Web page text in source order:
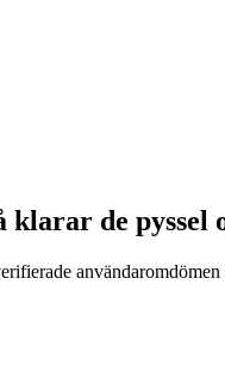
klarar de pyssel